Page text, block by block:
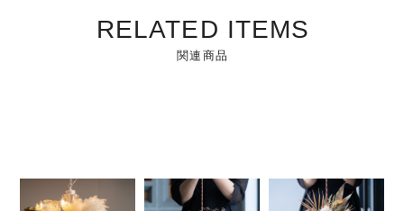
RELATED ITEMS
関連商品